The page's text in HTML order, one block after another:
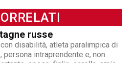
di positività ed
lei non si deve parlare di
di quello che le persone
avendo ben presente gli
russe
con disabilità, atleta paralimpica di
persona intraprendente e, non